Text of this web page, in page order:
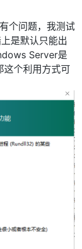
个问题，我测试
是默认只能出
Server是
这个利用方式可